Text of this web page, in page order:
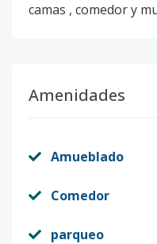
camas , comedor y
Amenidades
Amueblado
Comedor
parqueo